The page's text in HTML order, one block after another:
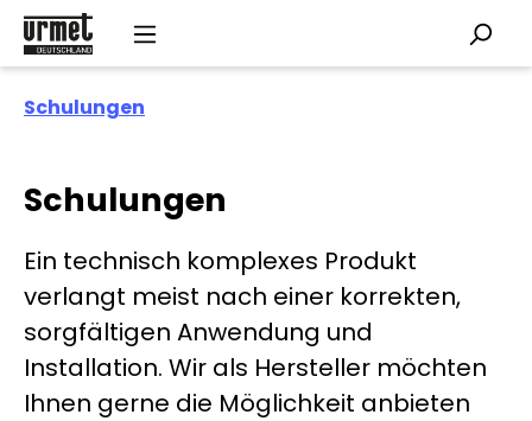
Skip to main content
Schulungen
Schulungen
Ein technisch komplexes Produkt
verlangt meist nach einer korrekten,
sorgfältigen Anwendung und
Installation. Wir als Hersteller möchten
Ihnen gerne die Möglichkeit anbieten